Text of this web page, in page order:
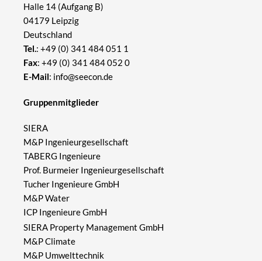
Gruppenmitglieder
SIERA
M&P Ingenieurgesellschaft
TABERG Ingenieure
Prof. Burmeier Ingenieurgesellschaft
Tucher Ingenieure GmbH
M&P Water
ICP Ingenieure GmbH
SIERA Property Management GmbH
M&P Climate
M&P Umwelttechnik
Halle 14 (Aufgang B)
04179 Leipzig
Deutschland
Tel. : +49 (0) 341 484 051 1
Fax: +49 (0) 341 484 052 0
E-Mail: info@seecon.de